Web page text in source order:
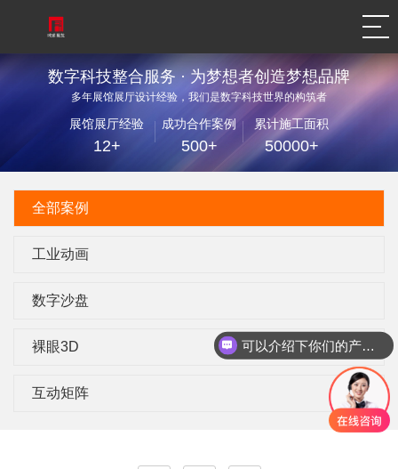
数字科技整合服务 · 为梦想者创造梦想品牌
多年展馆展厅设计经验，我们是数字科技世界的构筑者
展馆展厅经验
12+
成功合作案例
500+
累计施工面积
50000+
全部案例
工业动画
数字沙盘
裸眼3D
互动矩阵
可以介绍下你们的产品么